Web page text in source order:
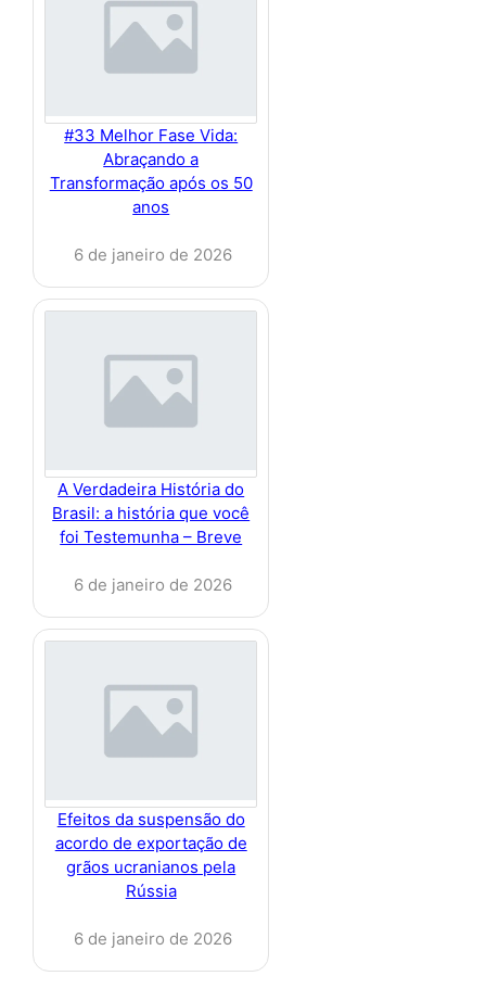
#33 Melhor Fase Vida:
Abraçando a
Transformação após os 50
anos
6 de janeiro de 2026
A Verdadeira História do
Brasil: a história que você
foi Testemunha – Breve
6 de janeiro de 2026
Efeitos da suspensão do
acordo de exportação de
grãos ucranianos pela
Rússia
6 de janeiro de 2026